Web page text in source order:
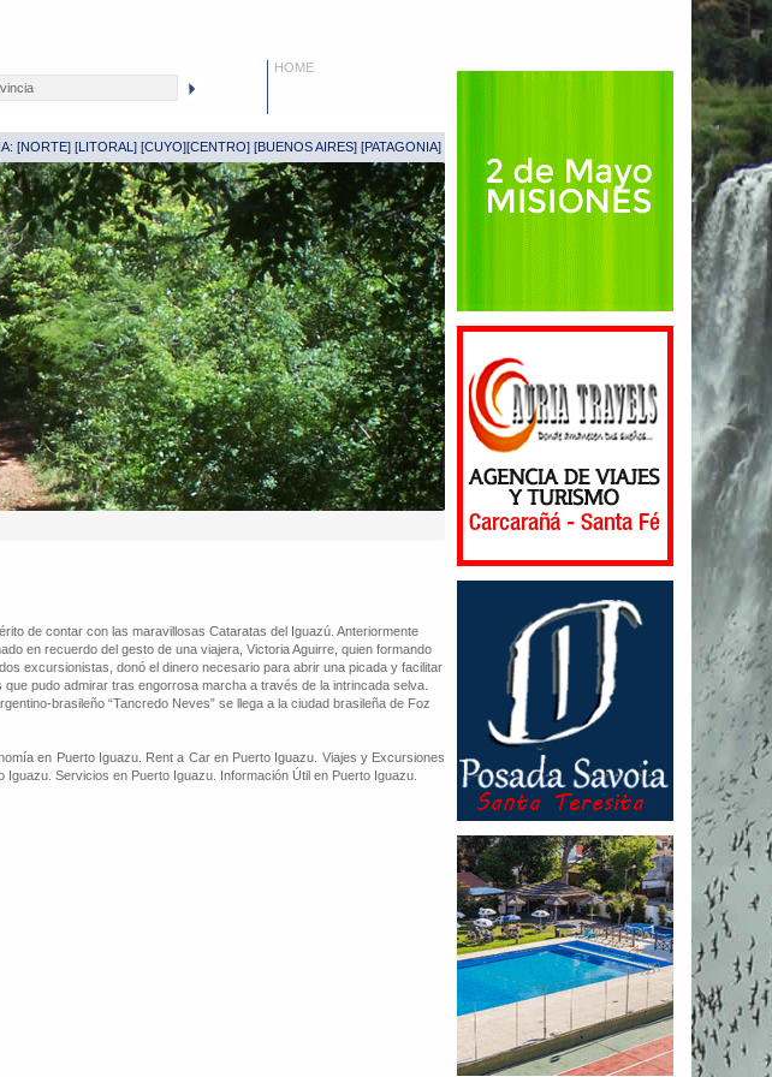
HOME
[NORTE] [LITORAL ] [CUYO][CENTRO] [BUENOS AIRES] [PATAGONIA]
de contar con las maravillosas Cataratas del Iguazú. Anteriormente
en recuerdo del gesto de una viajera, Victoria Aguirre, quien formando
excursionistas, donó el dinero necesario para abrir una picada y facilitar
pudo admirar tras engorrosa marcha a través de la intrincada selva.
brasileño “Tancredo Neves” se llega a la ciudad brasileña de Foz
en Puerto Iguazu. Rent a Car en Puerto Iguazu. Viajes y Excursiones
Iguazu. Servicios en Puerto Iguazu. Información Útil en Puerto Iguazu.